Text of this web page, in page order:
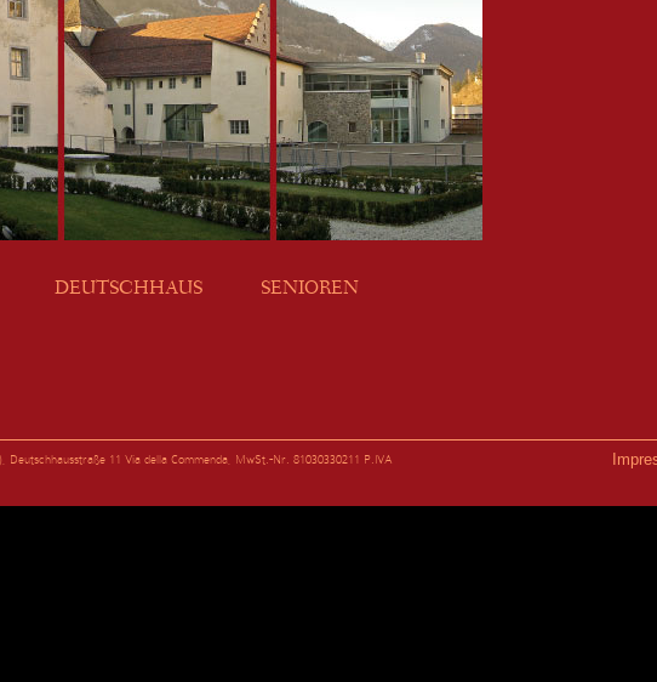
DEUTSCHHAUS SENIOREN
Deutschhausstraße 11 Via della Commenda, MwSt.-Nr. 81030330211 P.IVA